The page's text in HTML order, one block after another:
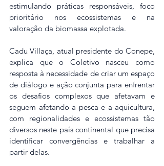
estimulando práticas responsáveis, foco
prioritário nos ecossistemas e na
valoração da biomassa explotada.
Cadu Villaça, atual presidente do Conepe,
explica que o Coletivo nasceu como
resposta à necessidade de criar um espaço
de diálogo e ação conjunta para enfrentar
os desafios complexos que afetavam e
seguem afetando a pesca e a aquicultura,
com regionalidades e ecossistemas tão
diversos neste país continental que precisa
identificar convergências e trabalhar a
partir delas.